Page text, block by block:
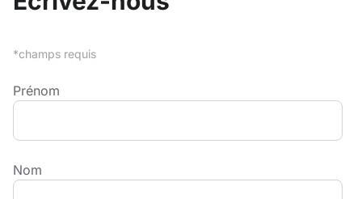
*champs requis
Prénom
Nom